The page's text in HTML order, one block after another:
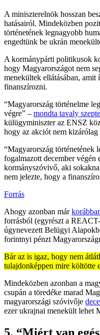
A miniszterelnök hosszan
hatásairól. Mindeközben
történetének legnagyobb
engedtünk be ukrán
A kormánypárti politikusok
hogy Magyarországot nem
menekültek ellátásában,
finanszírozni.
“Magyarország történelme
végre” – mondta tavaly
külügyminiszter az ENSZ
hogy az akciót nem
“Magyarország történetének
fogalmazott december
kormányszóvivő, aki
nem jelezte, hogy a
Forrás
Ahogy azonban már
forrásból (egyrészt a
úgynevezett Belügyi
forintnyi pénzt
Bár az is igaz, hogy nem
tulajdonképpen mire költötte
Mindeközben azonban a
csupán a töredéke marad
magyarországi szóvivője
ezer ukrajnai menekült lehet